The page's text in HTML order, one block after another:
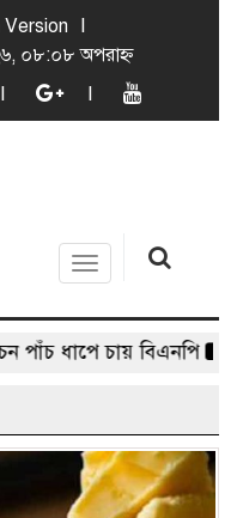
Version
০৮:০৮ অপরাহ্ন
Toggle
navigation
ধাপে চায় বিএনপি